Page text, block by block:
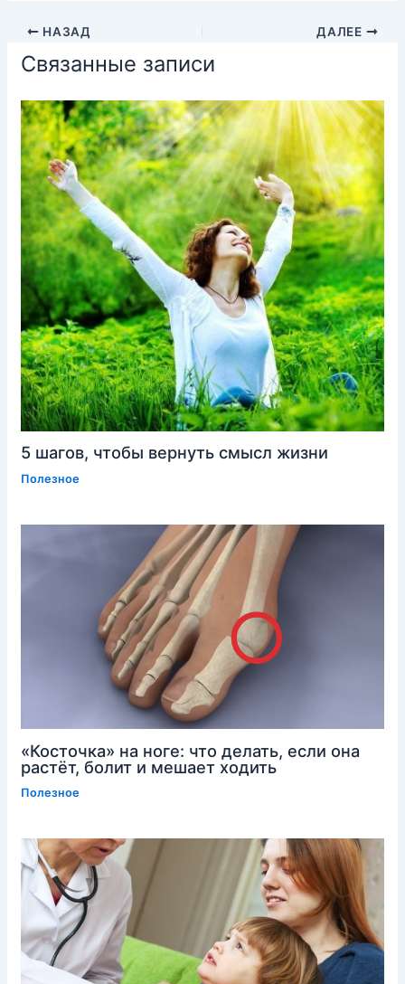
НАЗАД ДАЛЕЕ
Связанные записи
5 шагов, чтобы вернуть смысл жизни
Полезное
«Косточка» на ноге: что делать, если она
растёт, болит и мешает ходить
Полезное